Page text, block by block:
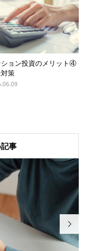
ション投資のメリット④
策
事
